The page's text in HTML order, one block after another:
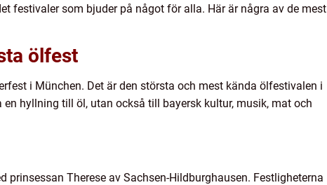
festivaler som bjuder på något för alla. Här är några av de mest
ölfest
i München. Det är den största och mest kända ölfestivalen i
hyllning till öl, utan också till bayersk kultur, musik, mat och
Therese av Sachsen-Hildburghausen. Festligheterna